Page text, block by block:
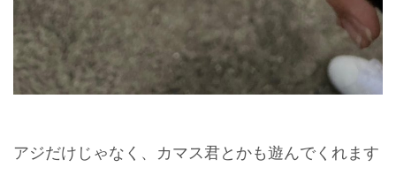
アジだけじゃなく、カマス君とかも遊んでくれます